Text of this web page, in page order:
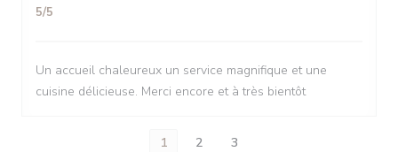
5/5
Un accueil chaleureux un service magnifique et une
cuisine délicieuse. Merci encore et à très bientôt
1 2 3